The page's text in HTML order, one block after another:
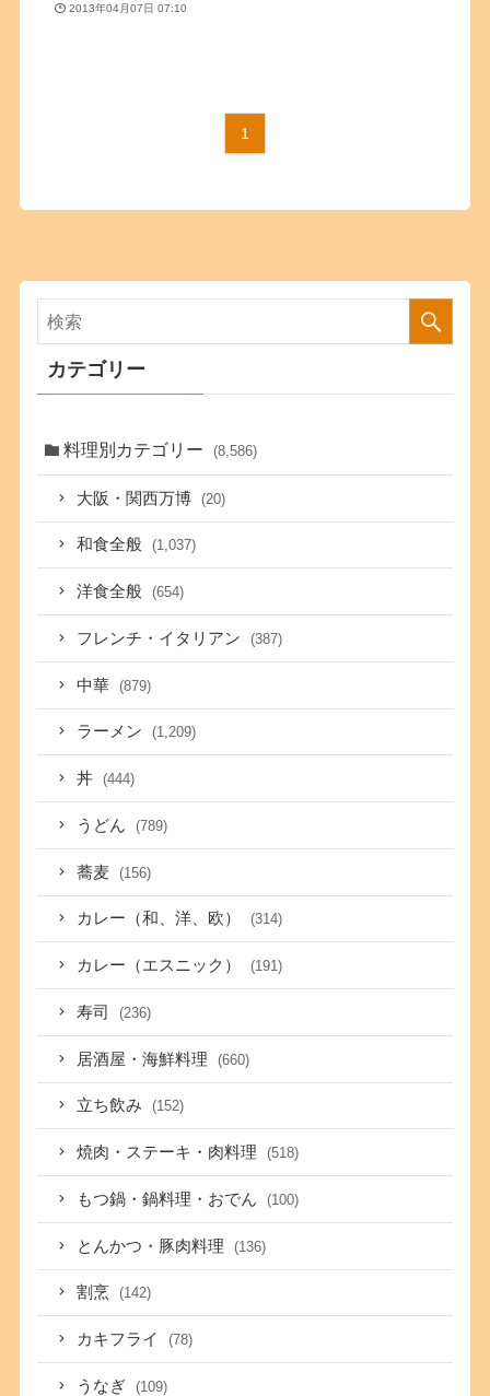
2013年04月07日 07:10
1
カテゴリー
料理別カテゴリー (8,586)
大阪・関西万博 (20)
和食全般 (1,037)
洋食全般 (654)
フレンチ・イタリアン (387)
中華 (879)
ラーメン (1,209)
丼 (444)
うどん (789)
蕎麦 (156)
カレー（和、洋、欧） (314)
カレー（エスニック） (191)
寿司 (236)
居酒屋・海鮮料理 (660)
立ち飲み (152)
焼肉・ステーキ・肉料理 (518)
もつ鍋・鍋料理・おでん (100)
とんかつ・豚肉料理 (136)
割烹 (142)
カキフライ (78)
うなぎ (109)